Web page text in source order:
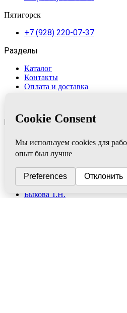
Пятигорск
+7 (928) 220-07-37
Разделы
Каталог
Контакты
Оплата и доставка
Категории
AD MEDICINE LLC
Апифарм
NutriCare Int
АРГО ЭМ-1
Алтом-Консульт
ВекторПро
Быкова Т.Н.